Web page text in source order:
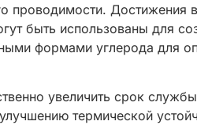
проводимости. Достижения
быть использованы для
формами углерода для
увеличить срок
термической